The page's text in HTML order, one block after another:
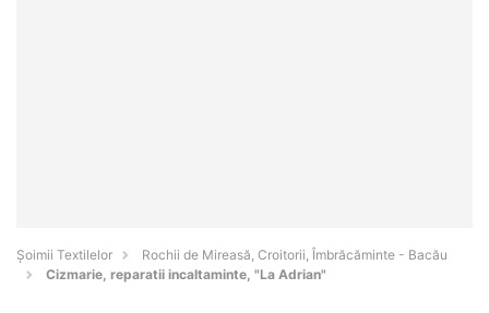
Șoimii Textilelor
Rochii de Mireasă, Croitorii, Îmbrăcăminte - Bacău
Cizmarie, reparatii incaltaminte, "La Adrian"